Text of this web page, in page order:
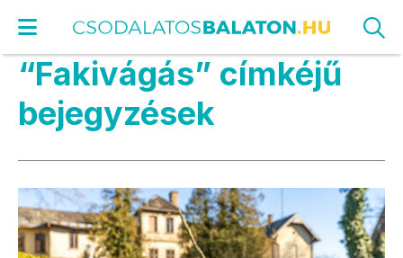
“Fakivágás” címkéjű
bejegyzések